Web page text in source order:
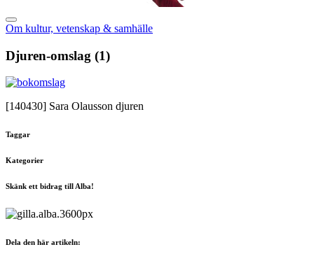
Om kultur, vetenskap & samhälle
Djuren-omslag (1)
[140430] Sara Olausson djuren
Taggar
Kategorier
Skänk ett bidrag till Alba!
Dela den här artikeln: